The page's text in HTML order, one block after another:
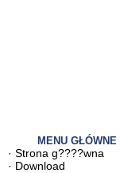
MENU GŁÓWNE
· Strona g????wna
· Download